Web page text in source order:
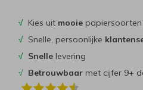
√ Kies uit mooie papiersoorten
√ Snelle, persoonlijke
√ Snelle levering
√ Betrouwbaar met cijfer 9+